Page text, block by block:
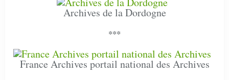
Archives de la Dordogne
***
France Archives portail national des Archives